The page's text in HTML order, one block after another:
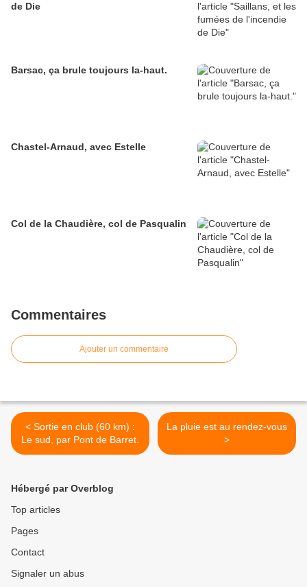
de Die
Barsac, ça brule toujours la-haut.
Chastel-Arnaud, avec Estelle
Col de la Chaudière, col de Pasqualin
Commentaires
Ajouter un commentaire
< Sortie en club (60 km) :
Le sud, par Pont de Barret.
La pluie est au rendez-vous
>
Hébergé par Overblog
Top articles
Pages
Contact
Signaler un abus